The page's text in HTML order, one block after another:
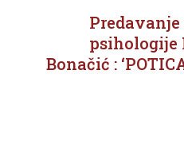
Predavanje
psihologije
Bonačić :